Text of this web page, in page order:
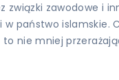
związki zawodowe i
w państwo
nie mniej